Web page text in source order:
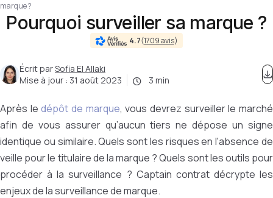
marque ?
Pourquoi surveiller sa marque ?
4.7(1709 avis)
Écrit parSofia El Allaki
Mise à jour : 31 août 2023 3 min
Après ledépôt de marque, vous devrez surveiller le marché
afin de vous assurer qu’aucun tiers ne dépose un signe
identique ou similaire. Quels sont les risques en l'absence de
veille pour le titulaire de la marque ? Quels sont les outils pour
procéder à la surveillance ? Captain contrat décrypte les
enjeux de la surveillance de marque.